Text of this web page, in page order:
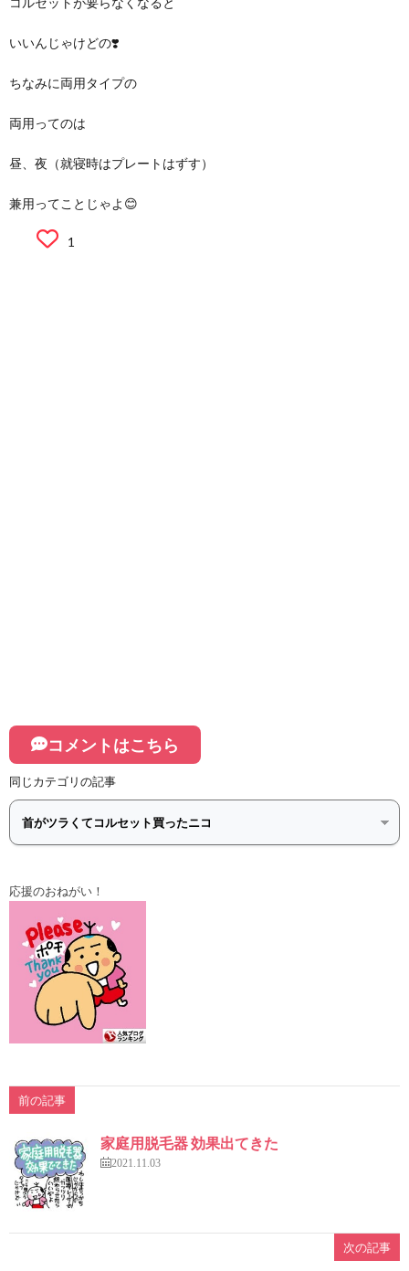
いいんじゃけどの❣️
ちなみに両用タイプの
両用ってのは
昼、夜（就寝時はプレートはずす）
兼用ってことじゃよ😊
1
コメントはこちら
同じカテゴリの記事
応援のおねがい！
前の記事
家庭用脱毛器 効果出てきた
2021.11.03
次の記事